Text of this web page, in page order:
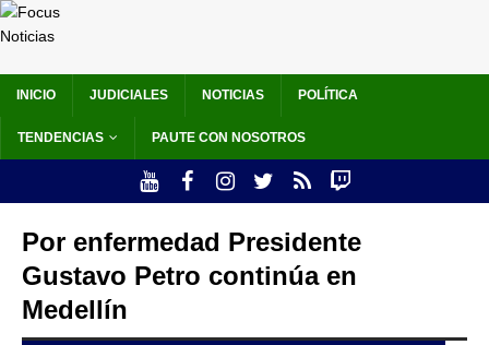
INICIO JUDICIALES NOTICIAS POLÍTICA
TENDENCIAS PAUTE CON NOSOTROS
Por enfermedad Presidente
Gustavo Petro continúa en
Medellín